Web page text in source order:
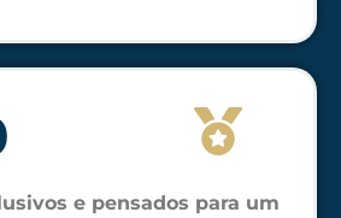
e pensados para um